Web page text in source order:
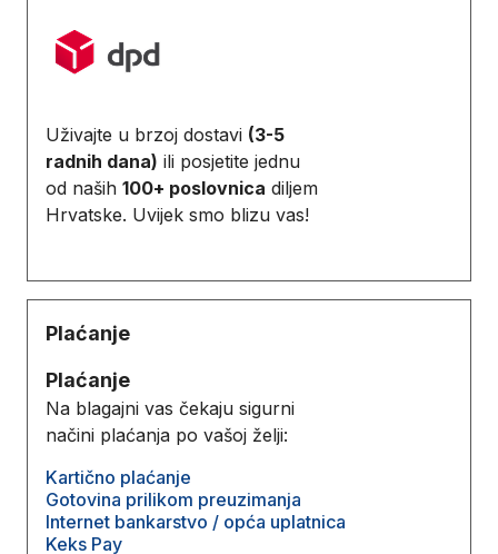
Uživajte u brzoj dostavi (3-5
radnih dana) ili posjetite jednu
od naših 100+ poslovnica diljem
Hrvatske. Uvijek smo blizu vas!
Plaćanje
Plaćanje
Na blagajni vas čekaju sigurni
načini plaćanja po vašoj želji:
Kartično plaćanje
Gotovina prilikom preuzimanja
Internet bankarstvo / opća uplatnica
Keks Pay